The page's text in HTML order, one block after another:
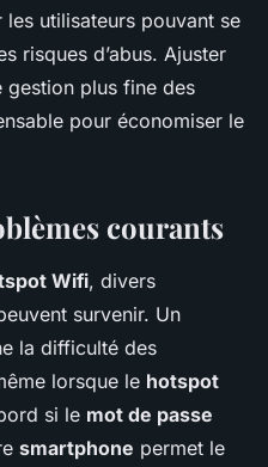
utilisateurs pouvant se
risques d’abus. Ajuster
gestion plus fine des
pour économiser le
courants
Wifi, divers
survenir. Un
la difficulté des
lorsque le hotspot
si le mot de passe
smartphone permet le